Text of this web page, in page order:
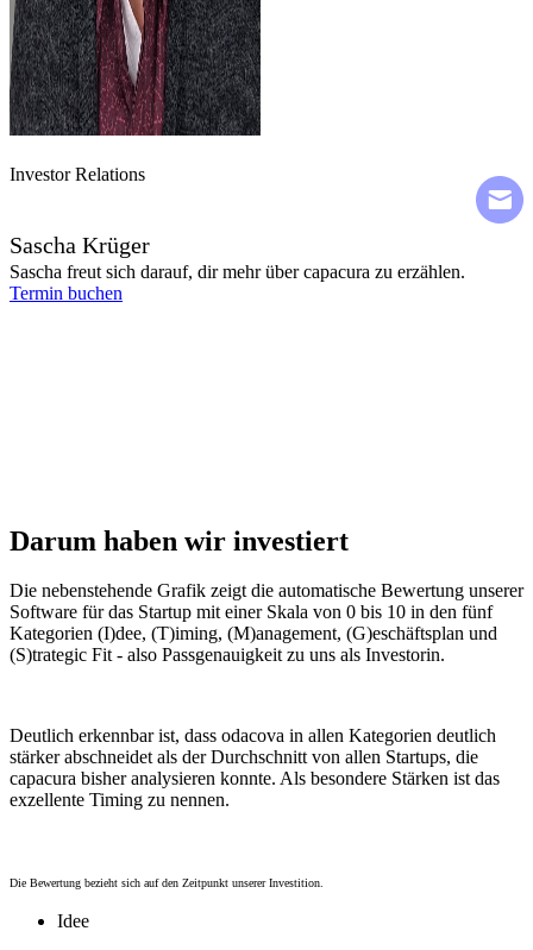
Investor Relations
Sascha Krüger
Sascha freut sich darauf, dir mehr über capacura zu erzählen.
Termin buchen
Darum haben wir investiert
Die nebenstehende Grafik zeigt die automatische Bewertung unserer
Software für das Startup mit einer Skala von 0 bis 10 in den fünf
Kategorien (I)dee, (T)iming, (M)anagement, (G)eschäftsplan und
(S)trategic Fit - also Passgenauigkeit zu uns als Investorin.
Deutlich erkennbar ist, dass odacova in allen Kategorien deutlich
stärker abschneidet als der Durchschnitt von allen Startups, die
capacura bisher analysieren konnte. Als besondere Stärken ist das
exzellente Timing zu nennen.
Die Bewertung bezieht sich auf den Zeitpunkt unserer Investition.
Idee